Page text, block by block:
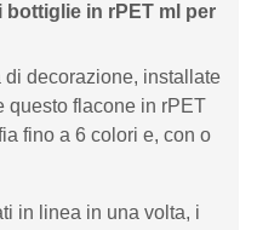
in rPET ml per
decorazione, installate
questo flacone in rPET
fino a 6 colori e, con o
in linea in una volta, i